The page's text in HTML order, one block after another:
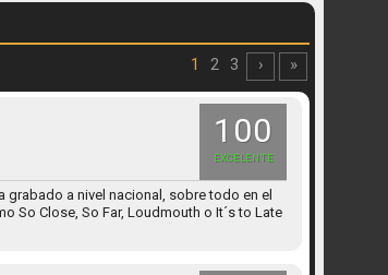
1 2 3 › »
100
EXCELENTE
a nivel nacional, sobre todo en el
So Close, So Far, Loudmouth o It´s to Late